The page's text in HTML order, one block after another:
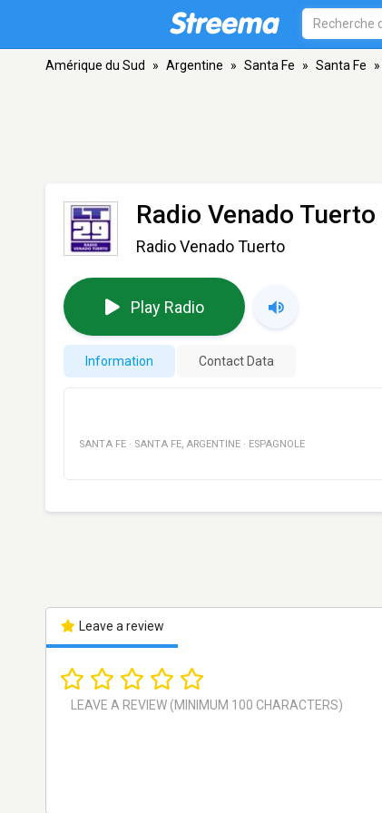
Amérique du Sud » Argentine » Santa Fe » Santa Fe »
Radio Venado Tuerto
Radio Venado Tuerto
Play Radio
Information Contact Data
SANTA FE · SANTA FE, ARGENTINE · ESPAGNOLE
Leave a review